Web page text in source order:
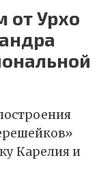
от Урхо
Карелия и